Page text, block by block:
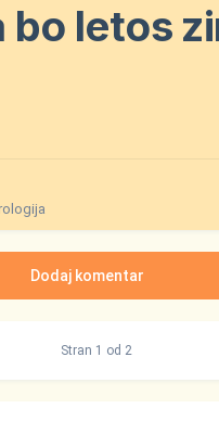
bo letos
Dodaj komentar
Stran 1 od 2